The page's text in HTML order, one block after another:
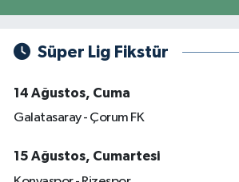
Süper Lig Fikstür
14 Ağustos, Cuma
Galatasaray - Çorum FK
15 Ağustos, Cumartesi